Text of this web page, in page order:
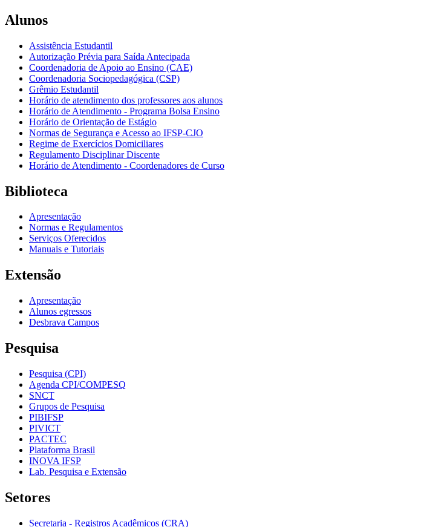
Alunos
Assistência Estudantil
Autorização Prévia para Saída Antecipada
Coordenadoria de Apoio ao Ensino (CAE)
Coordenadoria Sociopedagógica (CSP)
Grêmio Estudantil
Horário de atendimento dos professores aos alunos
Horário de Atendimento - Programa Bolsa Ensino
Horário de Orientação de Estágio
Normas de Segurança e Acesso ao IFSP-CJO
Regime de Exercícios Domiciliares
Regulamento Disciplinar Discente
Horário de Atendimento - Coordenadores de Curso
Biblioteca
Apresentação
Normas e Regulamentos
Serviços Oferecidos
Manuais e Tutoriais
Extensão
Apresentação
Alunos egressos
Desbrava Campos
Pesquisa
Pesquisa (CPI)
Agenda CPI/COMPESQ
SNCT
Grupos de Pesquisa
PIBIFSP
PIVICT
PACTEC
Plataforma Brasil
INOVA IFSP
Lab. Pesquisa e Extensão
Setores
Secretaria - Registros Acadêmicos (CRA)